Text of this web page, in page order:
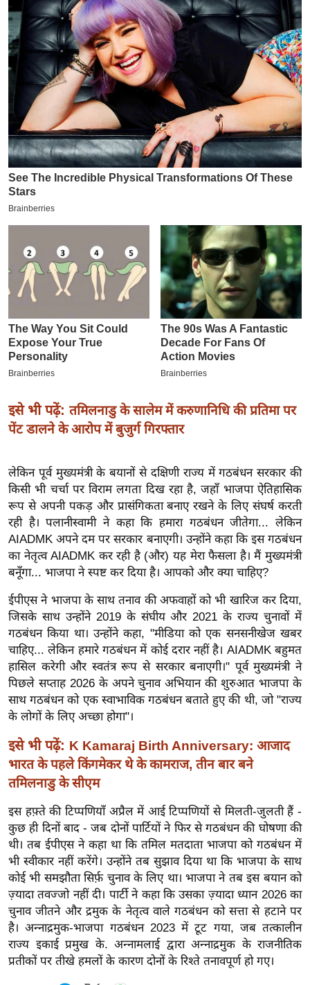
क्रि
के
ट
I
2
0
2
6
क्रा
इ
पे
र
मि
सा
बे
मि
ल
श
ख्सि
य
त
यं
इं
डि
या
सा
हि
त्य
ज
ग
त
ऑ
टो
व
र्ल्ड
न्यू
ज
ब्री
फ
म
नो
रं
इसे भी पढ़ें: तमिलनाडु के सालेम में करुणानिधि की प्रतिमा पर
पेंट डालने के आरोप में बुजुर्ग गिरफ्तार
लेकिन पूर्व मुख्यमंत्री के बयानों से दक्षिणी राज्य में गठबंधन सरकार की
किसी भी चर्चा पर विराम लगता दिख रहा है, जहाँ भाजपा ऐतिहासिक
रूप से अपनी पकड़ और प्रासंगिकता बनाए रखने के लिए संघर्ष करती
रही है। पलानीस्वामी ने कहा कि हमारा गठबंधन जीतेगा... लेकिन
AIADMK अपने दम पर सरकार बनाएगी। उन्होंने कहा कि इस गठबंधन
का नेतृत्व AIADMK कर रही है (और) यह मेरा फैसला है। मैं मुख्यमंत्री
बनूँगा... भाजपा ने स्पष्ट कर दिया है। आपको और क्या चाहिए?
ईपीएस ने भाजपा के साथ तनाव की अफवाहों को भी खारिज कर दिया,
जिसके साथ उन्होंने 2019 के संघीय और 2021 के राज्य चुनावों में
गठबंधन किया था। उन्होंने कहा, "मीडिया को एक सनसनीखेज खबर
चाहिए... लेकिन हमारे गठबंधन में कोई दरार नहीं है। AIADMK बहुमत
हासिल करेगी और स्वतंत्र रूप से सरकार बनाएगी।" पूर्व मुख्यमंत्री ने
पिछले सप्ताह 2026 के अपने चुनाव अभियान की शुरुआत भाजपा के
साथ गठबंधन को एक स्वाभाविक गठबंधन बताते हुए की थी, जो "राज्य
के लोगों के लिए अच्छा होगा"।
इसे भी पढ़ें: K Kamaraj Birth Anniversary: आजाद
भारत के पहले किंगमेकर थे के कामराज, तीन बार बने
तमिलनाडु के सीएम
इस हफ़्ते की टिप्पणियाँ अप्रैल में आई टिप्पणियों से मिलती-जुलती हैं -
कुछ ही दिनों बाद - जब दोनों पार्टियों ने फिर से गठबंधन की घोषणा की
थी। तब ईपीएस ने कहा था कि तमिल मतदाता भाजपा को गठबंधन में
भी स्वीकार नहीं करेंगे। उन्होंने तब सुझाव दिया था कि भाजपा के साथ
कोई भी समझौता सिर्फ़ चुनाव के लिए था। भाजपा ने तब इस बयान को
ज़्यादा तवज्जो नहीं दी। पार्टी ने कहा कि उसका ज़्यादा ध्यान 2026 का
चुनाव जीतने और द्रमुक के नेतृत्व वाले गठबंधन को सत्ता से हटाने पर
है। अन्नाद्रमुक-भाजपा गठबंधन 2023 में टूट गया, जब तत्कालीन
राज्य इकाई प्रमुख के. अन्नामलाई द्वारा अन्नाद्रमुक के राजनीतिक
प्रतीकों पर तीखे हमलों के कारण दोनों के रिश्ते तनावपूर्ण हो गए।